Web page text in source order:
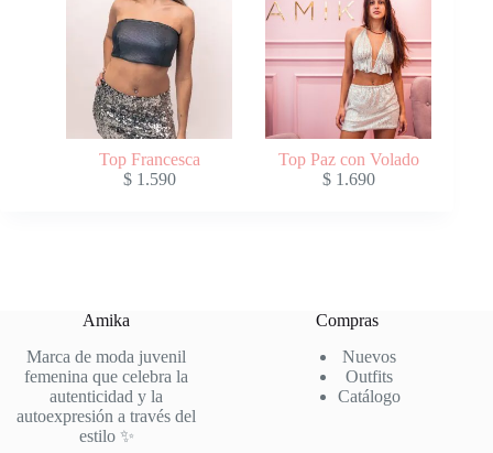
Top Francesca
$1.590
Top Paz con Volado
$1.690
Amika
Marca de moda juvenil
femenina que celebra la
autenticidad y la
autoexpresión a través del
estilo ✨
Compras
Nuevos
Outfits
Catálogo